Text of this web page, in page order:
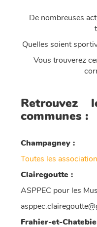
De nombreuses
Quelles soient
Vous trouverez
Retrouvez
communes :
Champagney :
Toutes les
Clairegoutte :
ASPPEC pour les
Frahier-et-